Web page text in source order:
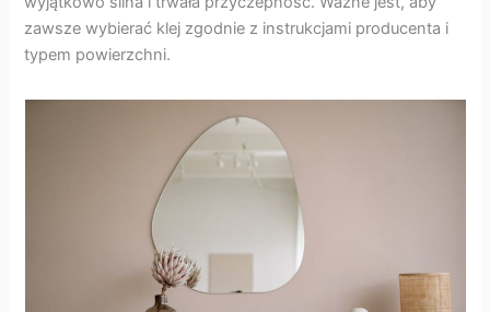
zawsze wybierać klej zgodnie z instrukcjami producenta i
typem powierzchni.